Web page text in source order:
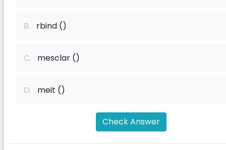
B. rbind ()
C. mesclar ()
D. meit ()
Check Answer